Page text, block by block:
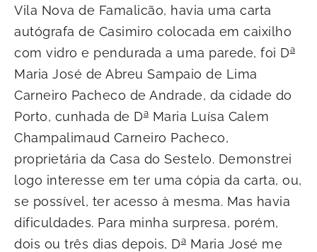
Vila Nova de Famalicão, havia uma carta
autógrafa de Casimiro colocada em caixilho
com vidro e pendurada a uma parede, foi Da
Maria José de Abreu Sampaio de Lima
Carneiro Pacheco de Andrade, da cidade do
Porto, cunhada de Da Maria Luísa Calem
Champalimaud Carneiro Pacheco,
proprietária da Casa do Sestelo. Demonstrei
logo interesse em ter uma cópia da carta, ou,
se possível, ter acesso à mesma. Mas havia
dificuldades. Para minha surpresa, porém,
dois ou três dias depois, Da Maria José me